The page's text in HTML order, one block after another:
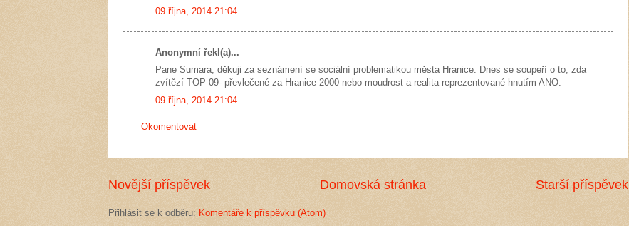
09 října, 2014 21:04
Anonymní řekl(a)...
Pane Sumara, děkuji za seznámení se sociální problematikou města Hranice. Dnes se soupeří o to, zda
zvítězí TOP 09- převlečené za Hranice 2000 nebo moudrost a realita reprezentované hnutím ANO.
09 října, 2014 21:04
Okomentovat
Novější příspěvek Starší příspěvek
Domovská stránka
Přihlásit se k odběru: Komentáře k příspěvku (Atom)